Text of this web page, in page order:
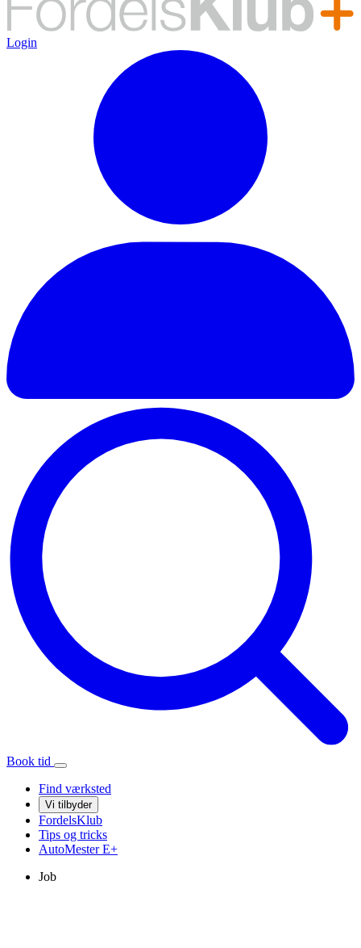
Login
Book tid
Find værksted
Vi tilbyder
FordelsKlub
Tips og tricks
AutoMesterE+
Job